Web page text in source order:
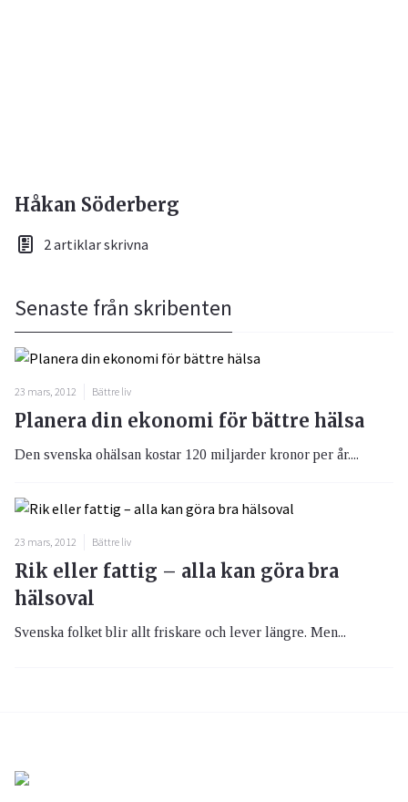
Håkan Söderberg
2 artiklar skrivna
Senaste från skribenten
23 mars, 2012 Bättre liv
Planera din ekonomi för bättre hälsa
Den svenska ohälsan kostar 120 miljarder kronor per år....
23 mars, 2012 Bättre liv
Rik eller fattig – alla kan göra bra
hälsoval
Svenska folket blir allt friskare och lever längre. Men...